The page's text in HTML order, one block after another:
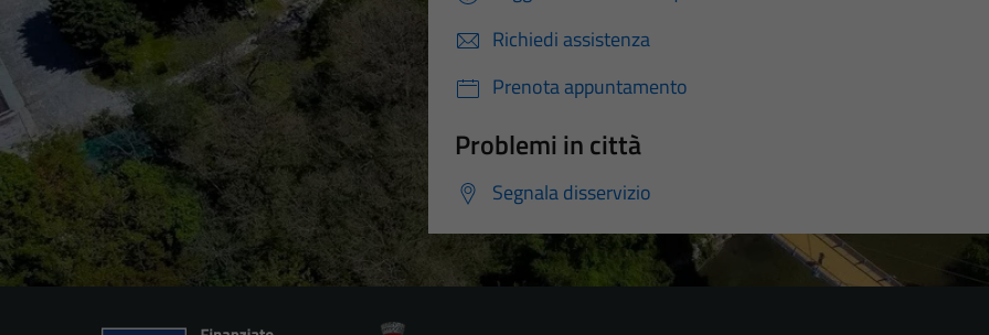
Richiedi assistenza
Prenota appuntamento
Problemi in città
Segnala disservizio